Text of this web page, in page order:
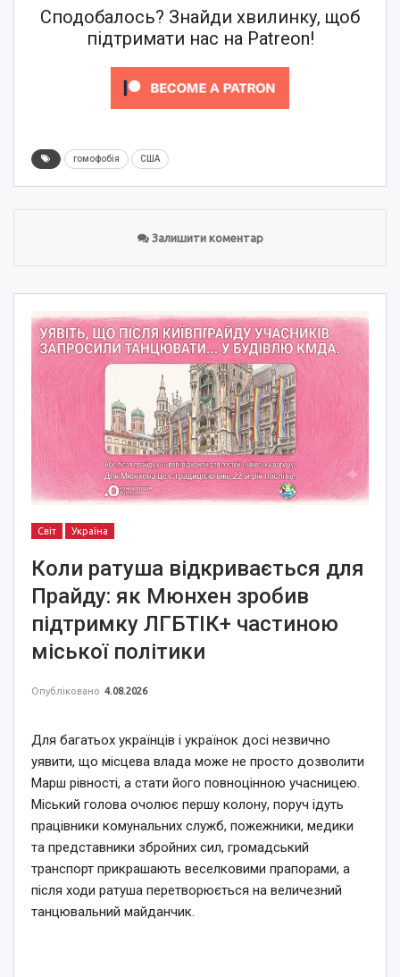
Сподобалось? Знайди хвилинку, щоб
підтримати нас на Patreon!
гомофобія США
Залишити коментар
Світ Україна
Коли ратуша відкривається для
Прайду: як Мюнхен зробив
підтримку ЛГБТІК+ частиною
міської політики
Опубліковано 4.08.2026
Для багатьох українців і українок досі незвично
уявити, що місцева влада може не просто дозволити
Марш рівності, а стати його повноцінною учасницею.
Міський голова очолює першу колону, поруч ідуть
працівники комунальних служб, пожежники, медики
та представники збройних сил, громадський
транспорт прикрашають веселковими прапорами, а
після ходи ратуша перетворюється на величезний
танцювальний майданчик.